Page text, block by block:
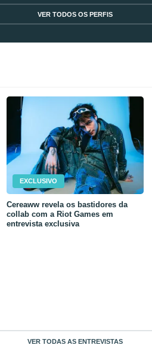
VER TODOS OS PERFIS
EXCLUSIVO
Cereaww revela os bastidores da
collab com a Riot Games em
entrevista exclusiva
VER TODAS AS ENTREVISTAS